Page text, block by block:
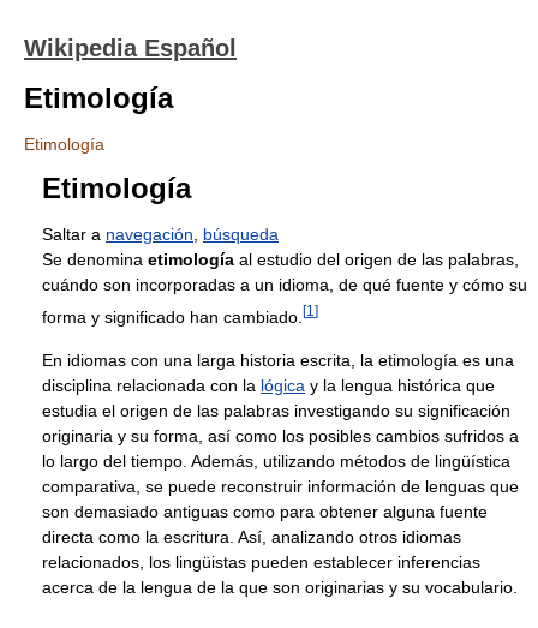
Wikipedia Español
Etimología
Etimología
Etimología
Saltar a navegación
búsqueda
Se denomina etimología al estudio del origen de las palabras,
cuándo son incorporadas a un idioma, de qué fuente y cómo su
forma y significado han cambiado. [1 ]
En idiomas con una larga historia escrita, la etimología es una
disciplina relacionada con la lógica y la lengua histórica que
estudia el origen de las palabras investigando su significación
originaria y su forma, así como los posibles cambios sufridos a
lo largo del tiempo. Además, utilizando métodos de lingüística
comparativa, se puede reconstruir información de lenguas que
son demasiado antiguas como para obtener alguna fuente
directa como la escritura. Así, analizando otros idiomas
relacionados, los lingüistas pueden establecer inferencias
acerca de la lengua de la que son originarias y su vocabulario.